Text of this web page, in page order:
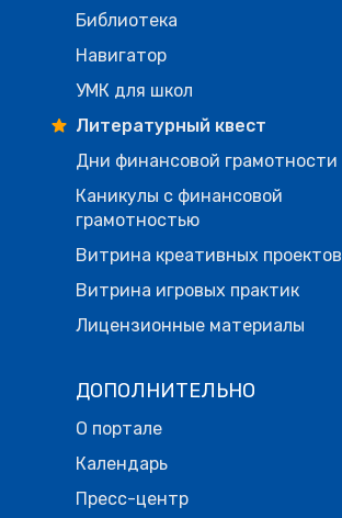
Библиотека
Навигатор
УМК для школ
Литературный квест
Дни финансовой грамотности
Каникулы с финансовой
грамотностью
Витрина креативных проектов
Витрина игровых практик
Лицензионные материалы
ДОПОЛНИТЕЛЬНО
О портале
Календарь
Пресс-центр